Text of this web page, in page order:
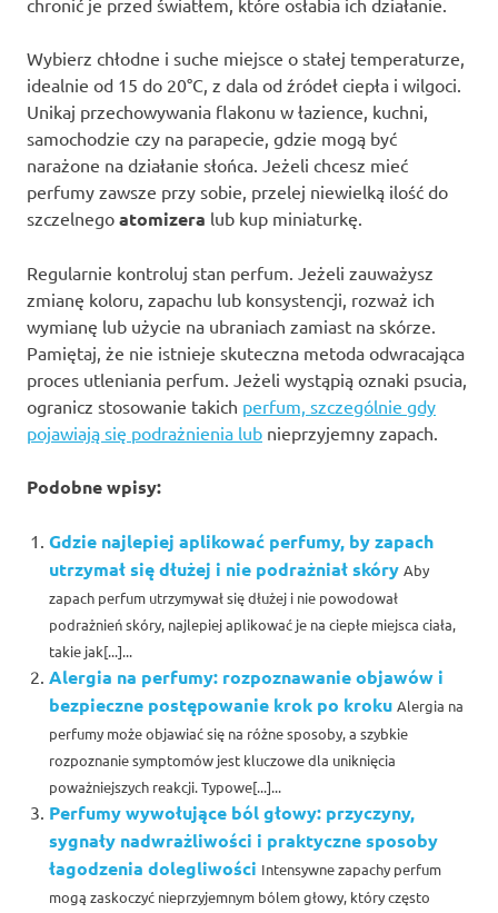
chronić je przed światłem, które osłabia ich działanie.
Wybierz chłodne i suche miejsce o stałej temperaturze,
idealnie od 15 do 20°C, z dala od źródeł ciepła i wilgoci.
Unikaj przechowywania flakonu w łazience, kuchni,
samochodzie czy na parapecie, gdzie mogą być
narażone na działanie słońca. Jeżeli chcesz mieć
perfumy zawsze przy sobie, przelej niewielką ilość do
szczelnego atomizera lub kup miniaturkę.
Regularnie kontroluj stan perfum. Jeżeli zauważysz
zmianę koloru, zapachu lub konsystencji, rozważ ich
wymianę lub użycie na ubraniach zamiast na skórze.
Pamiętaj, że nie istnieje skuteczna metoda odwracająca
proces utleniania perfum. Jeżeli wystąpią oznaki psucia,
ogranicz stosowanie takich perfum, szczególnie gdy
pojawiają się podrażnienia lub nieprzyjemny zapach.
Podobne wpisy:
Gdzie najlepiej aplikować perfumy, by zapach
utrzymał się dłużej i nie podrażniał skóry Aby
zapach perfum utrzymywał się dłużej i nie powodował
podrażnień skóry, najlepiej aplikować je na ciepłe miejsca ciała,
takie jak[...]...
Alergia na perfumy: rozpoznawanie objawów i
bezpieczne postępowanie krok po kroku Alergia na
perfumy może objawiać się na różne sposoby, a szybkie
rozpoznanie symptomów jest kluczowe dla uniknięcia
poważniejszych reakcji. Typowe[...]...
Perfumy wywołujące ból głowy: przyczyny,
sygnały nadwrażliwości i praktyczne sposoby
łagodzenia dolegliwości Intensywne zapachy perfum
mogą zaskoczyć nieprzyjemnym bólem głowy, który często